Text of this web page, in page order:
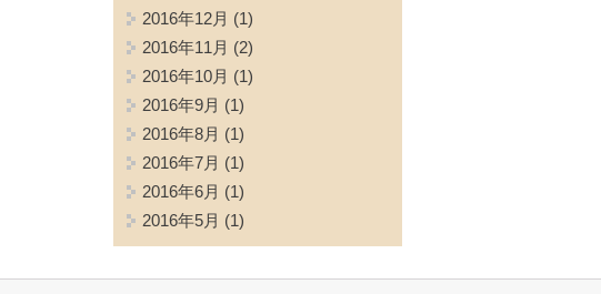
2016年12月 (1)
2016年11月 (2)
2016年10月 (1)
2016年9月 (1)
2016年8月 (1)
2016年7月 (1)
2016年6月 (1)
2016年5月 (1)